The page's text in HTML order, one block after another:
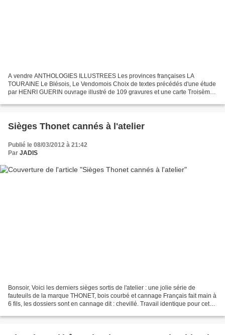
A vendre ANTHOLOGIES ILLUSTREES Les provinces françaises LA
TOURAINE Le Blésois, Le Vendomois Choix de textes précédés d'une étude
par HENRI GUERIN ouvrage illustré de 109 gravures et une carte Troisème
Sièges Thonet cannés à l'atelier
Publié le 08/03/2012 à 21:42
Par JADIS
Bonsoir, Voici les derniers sièges sortis de l'atelier : une jolie série de
fauteuils de la marque THONET, bois courbé et cannage Français fait main à
6 fils, les dossiers sont en cannage dit : chevillé. Travail identique pour cet